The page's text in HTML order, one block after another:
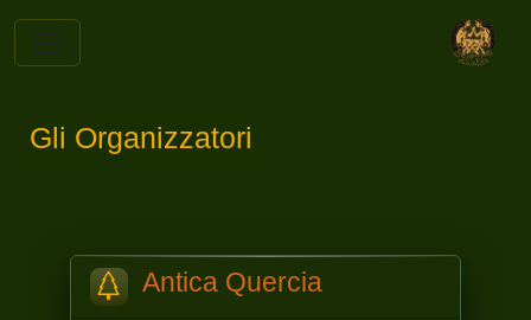
Gli Organizzatori
Antica Quercia